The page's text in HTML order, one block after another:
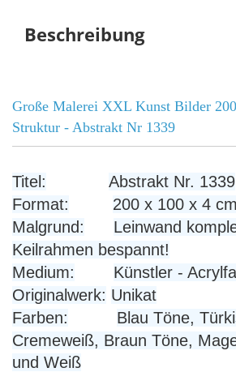
Beschreibung
Große Malerei XXL Kunst Bilder
Struktur - Abstrakt Nr 1339
Titel:
Abstrakt Nr. 1339
Format:
200 x 100 x 4 cm
Malgrund:
Leinwand
Keilrahmen bespannt!
Medium:
Künstler -
Originalwerk: Unikat
Farben:
Blau Töne,
Cremeweiß, Braun Töne,
und Weiß